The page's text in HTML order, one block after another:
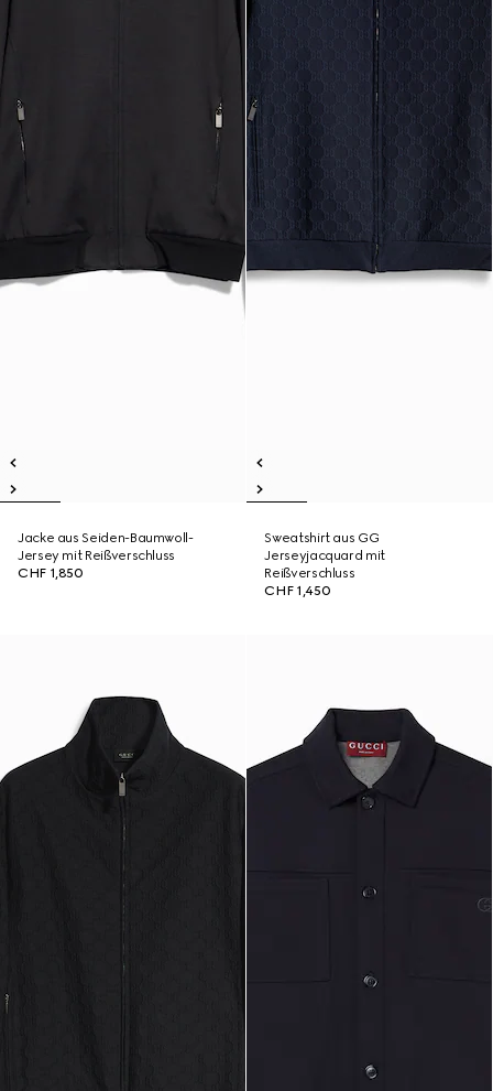
Jacke aus Seiden-Baumwoll-
Jersey mit Reißverschluss
CHF 1,850
Sweatshirt aus GG
Jerseyjacquard mit
Reißverschluss
CHF 1,450